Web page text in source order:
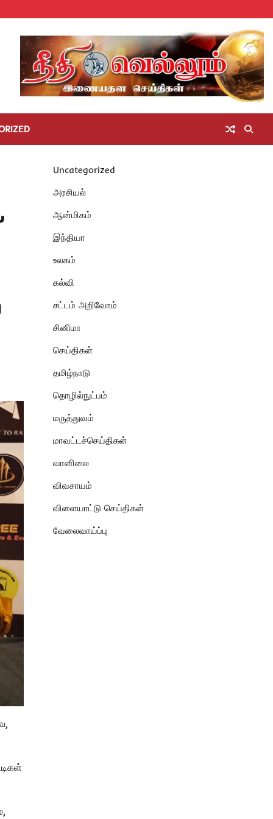
Homeசெய்திகள்
தமிழ்நாடுமாவட்டச்செய்திகள்
அரசியல்ஆன்மிகம்
சட்டம்
அறிவோம்
சினிமா
Uncategorized
அரசியல்
ஆன்மிகம்
இந்தியா
உலகம்
கல்வி
சட்டம் அறிவோம்
சினிமா
செய்திகள்
தமிழ்நாடு
தொழில்நுட்பம்
மருத்துவம்
மாவட்டச்செய்திகள்
வானிலை
விவசாயம்
விளையாட்டு செய்திகள்
வேலைவாய்ப்பு